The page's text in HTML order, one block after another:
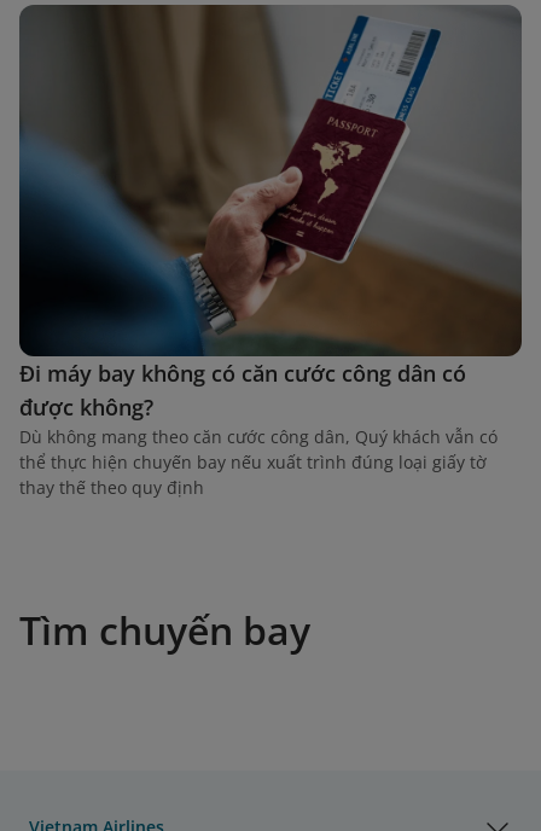
Đi máy bay không có căn cước công dân có
được không?
Dù không mang theo căn cước công dân, Quý khách vẫn có
thể thực hiện chuyến bay nếu xuất trình đúng loại giấy tờ
thay thế theo quy định
Tìm chuyến bay